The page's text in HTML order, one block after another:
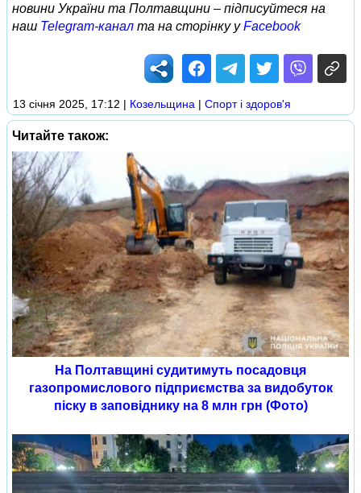
новини України та Полтавщини – підписуйтеся на
наш Telegram-канал та на сторінку уFacebook
13 січня 2025, 17:12 | Козельщина | Спорт і здоров'я
Читайте також:
На Полтавщині судитимуть посадовця
газопромислового підприємства за видобуток
піску в заповіднику на 8 млн грн (Фото)